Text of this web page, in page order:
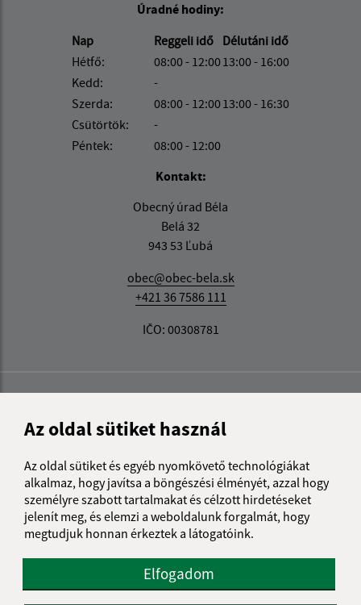
Az oldal sütiket használ
Az oldal sütiket és egyéb nyomkövető technológiákat
alkalmaz, hogy javítsa a böngészési élményét, azzal hogy
személyre szabott tartalmakat és célzott hirdetéseket
jelenít meg, és elemzi a weboldalunk forgalmát, hogy
megtudjuk honnan érkeztek a látogatóink.
Elfogadom
Úradné hodiny:
Nap
Reggeli idő Délutáni idő
Hétfő:
08:00 - 12:0013:00 - 16:00
Kedd:
-
Szerda:
08:00 - 12:0013:00 - 16:30
Csütörtök:
-
Péntek:
08:00 - 12:00
Kontakt:
Obecný úrad Béla
Belá 32
943 53 Ľubá
obec@obec-bela.sk
+421 36 7586 111
IČO: 00308781